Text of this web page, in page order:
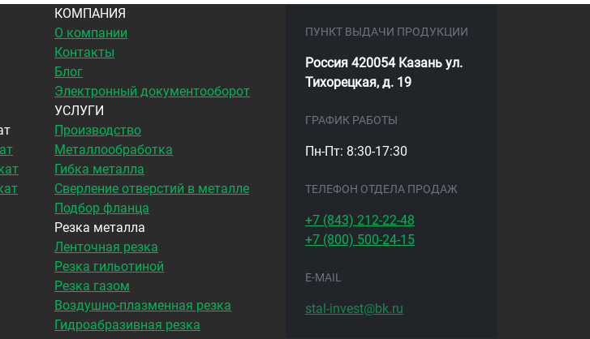
КОМПАНИЯ
О компании
Контакты
Блог
Электронный документооборот
УСЛУГИ
Производство
Металлообработка
Гибка металла
Сверление отверстий в металле
Подбор фланца
Резка металла
Ленточная резка
Резка гильотиной
Резка газом
Воздушно-плазменная резка
Гидроабразивная резка
ПУНКТ ВЫДАЧИ ПРОДУКЦИИ
Россия 420054 Казань ул.
Тихорецкая, д. 19
ГРАФИК РАБОТЫ
Пн-Пт: 8:30-17:30
ТЕЛЕФОН ОТДЕЛА ПРОДАЖ
+7 (843) 212-22-48
+7 (800) 500-24-15
E-MAIL
stal-invest@bk.ru